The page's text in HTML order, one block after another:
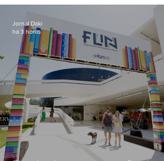
apreensão na população
Jornal Daki
há 3 horas